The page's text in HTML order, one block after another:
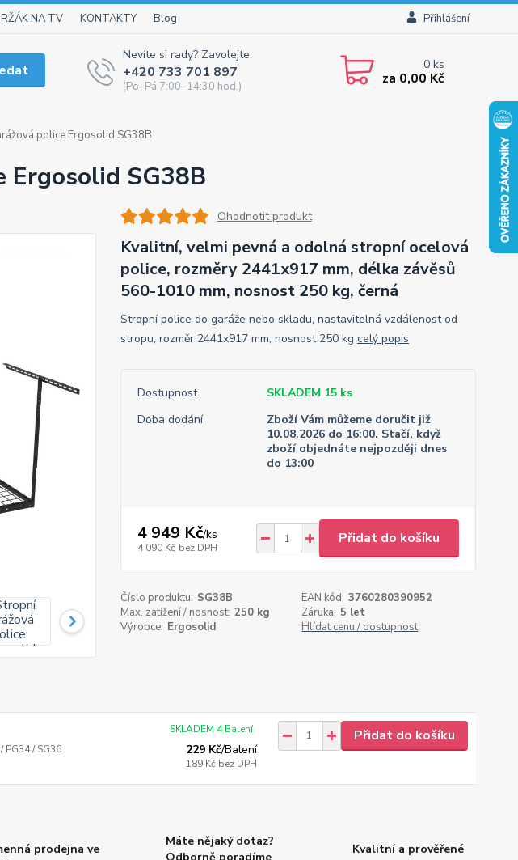
NA TV KONTAKTY Blog Přihlášení
Nevíte si rady? Zavolejte.
+420 733 701 897
(Po–Pá 7:00–14:30 hod.)
0ks
za 0,00 Kč
police Ergosolid SG38B
Ergosolid SG38B
Ohodnotit produkt
Kvalitní, velmi pevná a odolná stropní ocelová
police, rozměry 2441x917 mm, délka závěsů
560-1010 mm, nosnost 250 kg, černá
Stropní police do garáže nebo skladu, nastavitelná vzdálenost od
stropu, rozměr 2441x917 mm, nosnost 250 kg celý popis
Dostupnost
SKLADEM 15 ks
Doba dodání
Zboží Vám můžeme doručit již
10.08.2026 do 16:00. Stačí, když
zboží objednáte nejpozději dnes
do 13:00
4 949 Kč/ks
4 090 Kč bez DPH
Přidat do košíku
Číslo produktu: SG38B EAN kód: 3760280390952
Max. zatížení / nosnost: 250 kg Záruka: 5 let
Výrobce: Ergosolid Hlídat cenu / dostupnost
PG34 / SG36
229 Kč/Balení
189 Kč bez DPH
SKLADEM 4 Balení Přidat do košíku
prodejna ve
Máte nějaký dotaz?
Kvalitní a prověřené